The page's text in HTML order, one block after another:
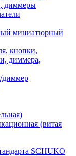
диммеры
миниатюрный
кнопки,
диммера,
диммер
(витая
SCHUKO